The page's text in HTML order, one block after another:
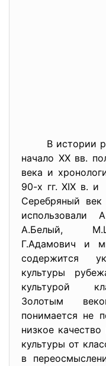
В истории
начало XX вв.
века и
90-х гг. XIX в.
Серебряный
использовали
А.Белый,
Г.Адамович и
содержится
культуры
культурой
Золотым
понимается не
низкое
культуры от
в